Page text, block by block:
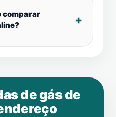
comparar
de gás de